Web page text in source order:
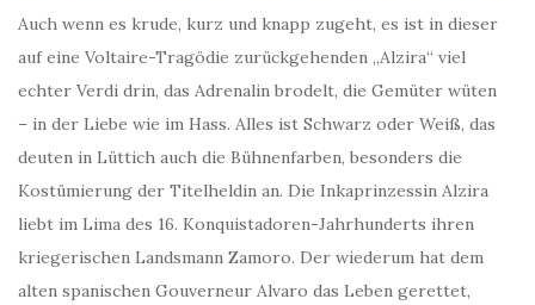
Auch wenn es krude, kurz und knapp zugeht, es ist in dieser
auf eine Voltaire-Tragödie zurückgehenden „Alzira“ viel
echter Verdi drin, das Adrenalin brodelt, die Gemüter wüten
– in der Liebe wie im Hass. Alles ist Schwarz oder Weiß, das
deuten in Lüttich auch die Bühnenfarben, besonders die
Kostümierung der Titelheldin an. Die Inkaprinzessin Alzira
liebt im Lima des 16. Konquistadoren-Jahrhunderts ihren
kriegerischen Landsmann Zamoro. Der wiederum hat dem
alten spanischen Gouverneur Alvaro das Leben gerettet,